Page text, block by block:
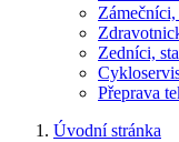
Zedníci,
Přeprava
Úvodní stránka